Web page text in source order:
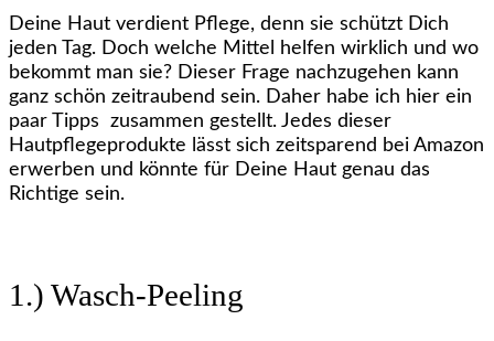
Deine Haut verdient Pflege, denn sie schützt Dich
jeden Tag. Doch welche Mittel helfen wirklich und wo
bekommt man sie? Dieser Frage nachzugehen kann
ganz schön zeitraubend sein. Daher habe ich hier ein
paar Tipps zusammen gestellt. Jedes dieser
Hautpflegeprodukte lässt sich zeitsparend bei Amazon
erwerben und könnte für Deine Haut genau das
Richtige sein.
1.) Wasch-Peeling